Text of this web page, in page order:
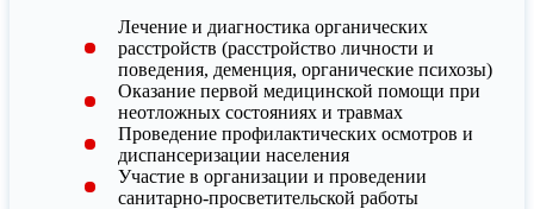
Лечение и диагностика органических
расстройств (расстройство личности и
поведения, деменция, органические психозы)
Оказание первой медицинской помощи при
неотложных состояниях и травмах
Проведение профилактических осмотров и
диспансеризации населения
Участие в организации и проведении
санитарно-просветительской работы